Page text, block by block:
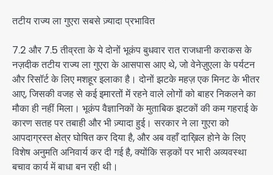
तटीय राज्य ला गुएरा सबसे ज़्यादा प्रभावित
7.2 और 7.5 तीव्रता के ये दोनों भूकंप बुधवार रात राजधानी कराकस के
नज़दीक तटीय राज्य ला गुएरा के आसपास आए थे, जो वेनेज़ुएला के पर्यटन
और रिसॉर्ट के लिए मशहूर इलाका है। दोनों झटके महज़ एक मिनट के भीतर
आए, जिसकी वजह से कई इमारतों में रहने वाले लोगों को बाहर निकलने का
मौका ही नहीं मिला। भूकंप वैज्ञानिकों के मुताबिक झटकों की कम गहराई के
कारण सतह पर तबाही और भी ज़्यादा हुई। सरकार ने ला गुएरा को
आपदाग्रस्त क्षेत्र घोषित कर दिया है, और अब वहाँ दाख़िल होने के लिए
विशेष अनुमति अनिवार्य कर दी गई है, क्योंकि सड़कों पर भारी अव्यवस्था
बचाव कार्य में बाधा बन रही थी।